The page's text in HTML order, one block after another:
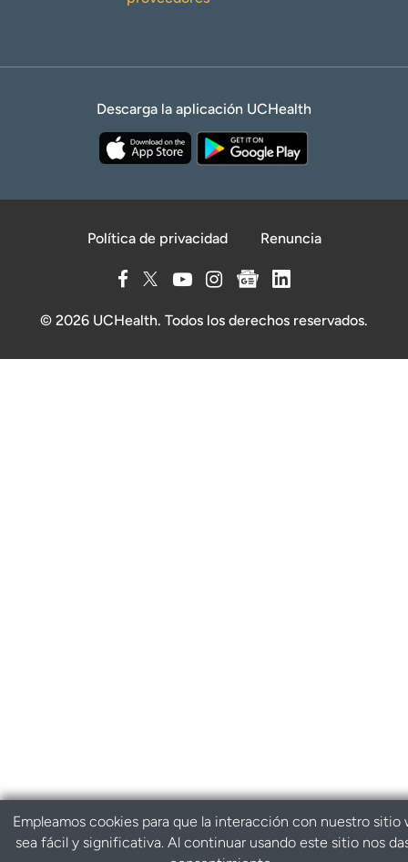
Descarga la aplicación UCHealth
Política de privacidad Renuncia
© 2026 UCHealth. Todos los derechos reservados.
Empleamos cookies para que la interacción con nuestro sitio
sea fácil y significativa. Al continuar usando este sitio nos